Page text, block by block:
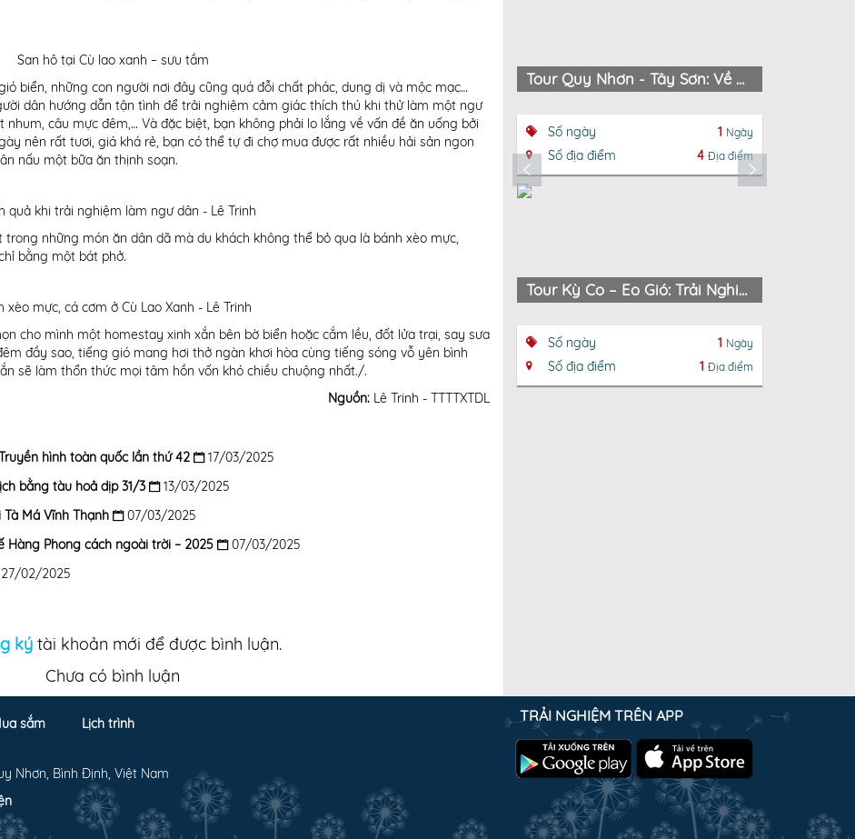
San hô tại Cù lao xanh – sưu tầm
biển, những con người nơi đây cũng quá đỗi chất phác, dung dị và mộc mạc…
dân hướng dẫn tận tình để trải nghiệm cảm giác thích thú khi thử làm một ngư
câu mực đêm,… Và đặc biệt, bạn không phải lo lắng về vấn đề ăn uống bởi
nên rất tươi, giá khá rẻ, bạn có thể tự đi chợ mua được rất nhiều hải sản ngon
nấu một bữa ăn thịnh soạn.
quả khi trải nghiệm làm ngư dân - Lê Trinh
những món ăn dân dã mà du khách không thể bỏ qua là bánh xèo mực,
bằng một bát phở.
xèo mực, cá cơm ở Cù Lao Xanh - Lê Trinh
cho mình một homestay xinh xắn bên bờ biển hoặc cắm lều, đốt lửa trại, say sưa
đầy sao, tiếng gió mang hơi thở ngàn khơi hòa cùng tiếng sóng vỗ yên bình
sẽ làm thổn thức mọi tâm hồn vốn khó chiều chuộng nhất./.
Nguồn: Lê Trinh - TTTTXTDL
hình toàn quốc lần thứ 42
17/03/2025
bằng tàu hoả dịp 31/3
13/03/2025
Má Vĩnh Thạnh
07/03/2025
Hàng Phong cách ngoài trời – 2025
07/03/2025
02/2025
ký tài khoản mới để được bình luận.
Chưa có bình luận
Tour Quy Nhơn - Tây Sơn: Về Miền Tam Kiệt Hào Hùng
Số ngày 1 Ngày
Số địa điểm 4 Địa điểm
Tour Kỳ Co – Eo Gió: Trải Nghiệm Biển Đảo Quy Nhơn Hùng Vĩ
Số ngày 1 Ngày
Số địa điểm 1 Địa điểm
sắm
Lịch trình
Nhơn, Bình Định, Việt Nam
TRẢI NGHIỆM TRÊN APP